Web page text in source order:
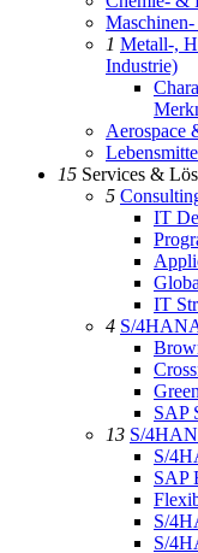
1 Metall-,
Industrie)
Aerospace
15 Services &
5
IT
IT
4 S/
SAP
13 S/
S/
SAP
S/
S/